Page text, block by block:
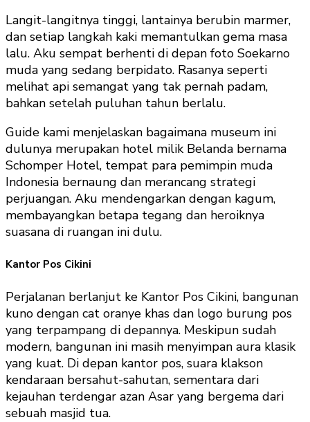
Langit-langitnya tinggi, lantainya berubin marmer,
dan setiap langkah kaki memantulkan gema masa
lalu. Aku sempat berhenti di depan foto Soekarno
muda yang sedang berpidato. Rasanya seperti
melihat api semangat yang tak pernah padam,
bahkan setelah puluhan tahun berlalu.
Guide kami menjelaskan bagaimana museum ini
dulunya merupakan hotel milik Belanda bernama
Schomper Hotel, tempat para pemimpin muda
Indonesia bernaung dan merancang strategi
perjuangan. Aku mendengarkan dengan kagum,
membayangkan betapa tegang dan heroiknya
suasana di ruangan ini dulu.
Kantor Pos Cikini
Perjalanan berlanjut ke Kantor Pos Cikini, bangunan
kuno dengan cat oranye khas dan logo burung pos
yang terpampang di depannya. Meskipun sudah
modern, bangunan ini masih menyimpan aura klasik
yang kuat. Di depan kantor pos, suara klakson
kendaraan bersahut-sahutan, sementara dari
kejauhan terdengar azan Asar yang bergema dari
sebuah masjid tua.